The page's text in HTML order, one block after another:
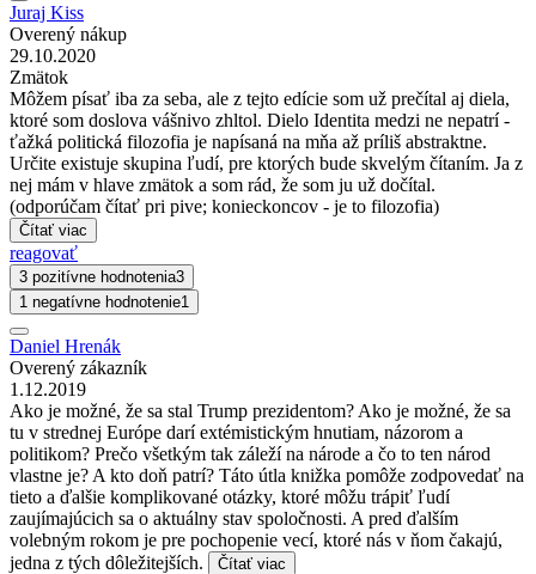
Juraj Kiss
Overený nákup
29.10.2020
Zmätok
Môžem písať iba za seba, ale z tejto edície som už prečítal aj diela,
ktoré som doslova vášnivo zhltol. Dielo Identita medzi ne nepatrí -
ťažká politická filozofia je napísaná na mňa až príliš abstraktne.
Určite existuje skupina ľudí, pre ktorých bude skvelým čítaním. Ja z
nej mám v hlave zmätok a som rád, že som ju už dočítal.
(odporúčam čítať pri pive; konieckoncov - je to filozofia)
Čítať viac
reagovať
3 pozitívne hodnotenia3
1 negatívne hodnotenie1
Daniel Hrenák
Overený zákazník
1.12.2019
Ako je možné, že sa stal Trump prezidentom? Ako je možné, že sa
tu v strednej Európe darí extémistickým hnutiam, názorom a
politikom? Prečo všetkým tak záleží na národe a čo to ten národ
vlastne je? A kto doň patrí? Táto útla knižka pomôže zodpovedať na
tieto a ďalšie komplikované otázky, ktoré môžu trápiť ľudí
zaujímajúcich sa o aktuálny stav spoločnosti. A pred ďalším
volebným rokom je pre pochopenie vecí, ktoré nás v ňom čakajú,
jedna z tých dôležitejších.
Čítať viac